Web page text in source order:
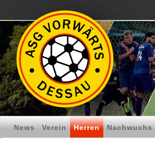
News Verein Herren Nachwuchs